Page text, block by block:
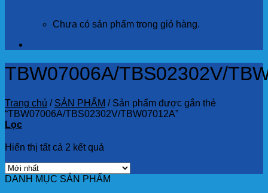
Chưa có sản phẩm trong giỏ hàng.
TBW07006A/TBS02302V/
Trang chủ / SẢN PHẨM /Sản phẩm được gắn thẻ
“TBW07006A/TBS02302V/TBW07012A”
Lọc
Hiển thị tất cả 2 kết quả
DANH MỤC SẢN PHẨM